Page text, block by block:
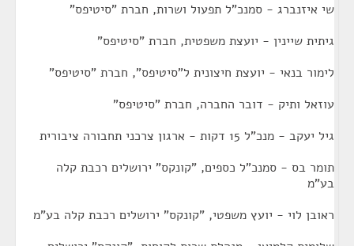
שי איזנברג - סמנכ"ל תפעול ושרות, חברת "סיטיפס"
גיתית שיינין - יועצת משפטית, חברת "סיטיפס"
לימור בנאי - יועצת חיצונית ל"סיטיפס", חברת "סיטיפס"
עוזאל ותיק - דובר החברה, חברת "סיטיפס"
גיל יעקב - מנכ"ל 15 דקות - ארגון צרכני תחבורה ציבורית
תומר בס - סמנכ"ל כספים, "קונקס" ירושלים רכבת קלה
בע"מ
ראובן לוי - יועץ משפטי, "קונקס" ירושלים רכבת קלה בע"מ